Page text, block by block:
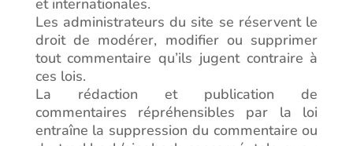
et internationales.
Les administrateurs du site se réservent le
droit de modérer, modifier ou supprimer
tout commentaire qu’ils jugent contraire à
ces lois.
La rédaction et publication de
commentaires répréhensibles par la loi
entraîne la suppression du commentaire ou